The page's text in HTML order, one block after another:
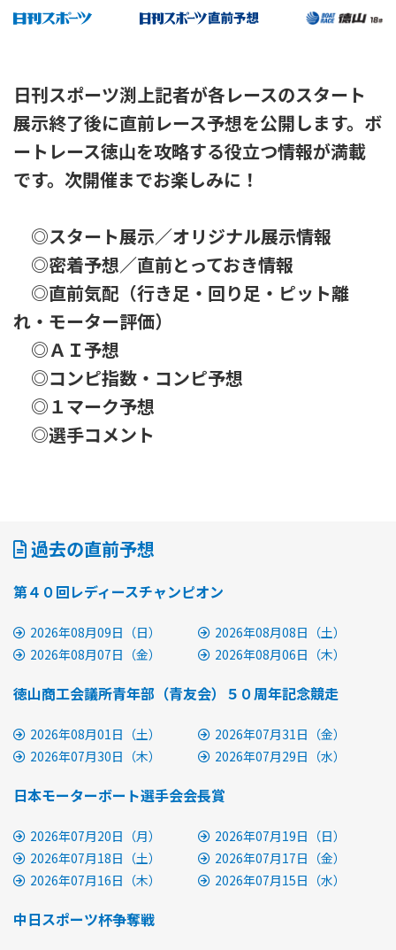
日刊スポーツ渕上記者が各レースのスタート
展示終了後に直前レース予想を公開します。ボ
ートレース徳山を攻略する役立つ情報が満載
です。次開催までお楽しみに！
◎スタート展示／オリジナル展示情報
◎密着予想／直前とっておき情報
◎直前気配（行き足・回り足・ピット離
れ・モーター評価）
◎ＡＩ予想
◎コンピ指数・コンピ予想
◎１マーク予想
◎選手コメント
過去の直前予想
第４０回レディースチャンピオン
2026年08月09日（日）
2026年08月08日（土）
2026年08月07日（金）
2026年08月06日（木）
徳山商工会議所青年部（青友会）５０周年記念競走
2026年08月01日（土）
2026年07月31日（金）
2026年07月30日（木）
2026年07月29日（水）
日本モーターボート選手会会長賞
2026年07月20日（月）
2026年07月19日（日）
2026年07月18日（土）
2026年07月17日（金）
2026年07月16日（木）
2026年07月15日（水）
中日スポーツ杯争奪戦